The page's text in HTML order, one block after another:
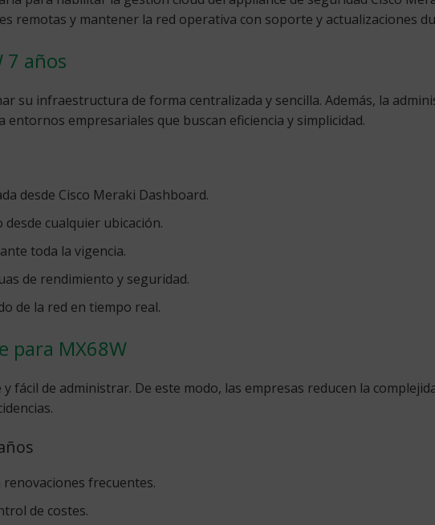
remotas y mantener la red operativa con soporte y actualizaciones
7 años
su infraestructura de forma centralizada y sencilla. Además, la
empresariales que buscan eficiencia y simplicidad.
desde Cisco Meraki Dashboard.
cualquier ubicación.
toda la vigencia.
de rendimiento y seguridad.
de la red en tiempo real.
para MX68W
fácil de administrar. De este modo, las empresas reducen la
frecuentes.
de costes.